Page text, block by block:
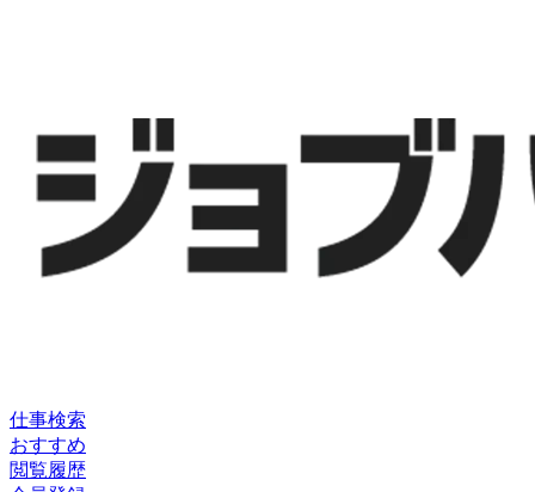
仕事検索
おすすめ
閲覧履歴